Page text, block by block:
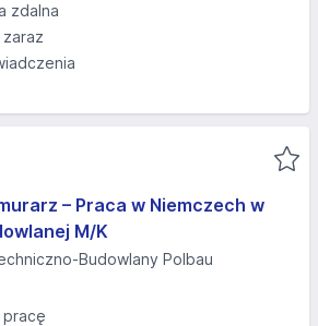
zdalna
– Praca w Niemczech w
M/K
Budowlany Polbau
pracę